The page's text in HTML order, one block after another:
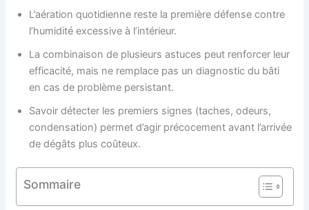
L’aération quotidienne reste la première défense contre
l’humidité excessive à l’intérieur.
La combinaison de plusieurs astuces peut renforcer leur
efficacité, mais ne remplace pas un diagnostic du bâti
en cas de problème persistant.
Savoir détecter les premiers signes (taches, odeurs,
condensation) permet d’agir précocement avant l’arrivée
de dégâts plus coûteux.
Sommaire